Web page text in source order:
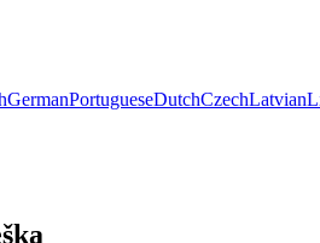
GermanPortugueseDutchCzechLatvian